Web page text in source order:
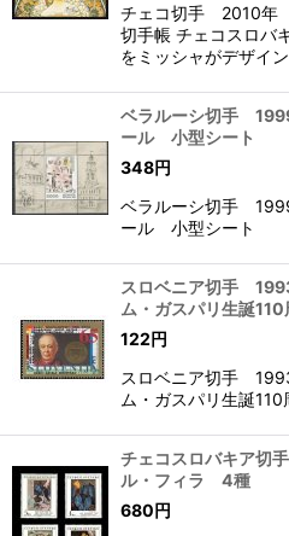
チェコ切手 2010年
切手帳 チェコスロバ
をミッシャがデザイン
ベラルーシ切手
ール 小型シート
348円
ベラルーシ切手
ール 小型シート
スロベニア切手
ム・ガスパリ生誕
122円
スロベニア切手
ム・ガスパリ生誕
チェコスロバキア
ル・フィラ 4種
680円